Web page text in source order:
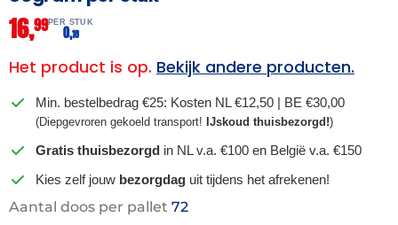
16,99PER STUK
0,18
Het product is op. Bekijk andere producten.
Min. bestelbedrag €25: Kosten NL €12,50 | BE €30,00
(Diepgevroren gekoeld transport! IJskoud thuisbezorgd!)
Gratis thuisbezorgd in NL v.a. €100 en België v.a. €150
Kies zelf jouw bezorgdag uit tijdens het afrekenen!
Aantal doos per pallet 72